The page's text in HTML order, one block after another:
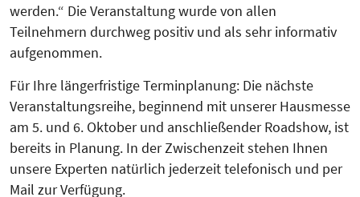
werden.“ Die Veranstaltung wurde von allen
Teilnehmern durchweg positiv und als sehr informativ
aufgenommen.
Für Ihre längerfristige Terminplanung: Die nächste
Veranstaltungsreihe, beginnend mit unserer Hausmesse
am 5. und 6. Oktober und anschließender Roadshow, ist
bereits in Planung. In der Zwischenzeit stehen Ihnen
unsere Experten natürlich jederzeit telefonisch und per
Mail zur Verfügung.